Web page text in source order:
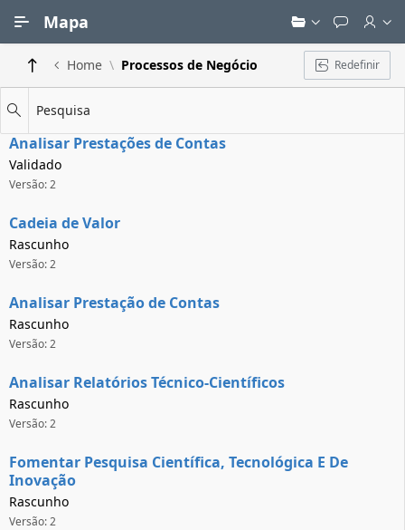
Mapa
Home Processos de Negócio Redefinir
Pesquisa
Analisar Prestações de Contas
Validado
Versão: 2
Cadeia de Valor
Rascunho
Versão: 2
Analisar Prestação de Contas
Rascunho
Versão: 2
Analisar Relatórios Técnico-Científicos
Rascunho
Versão: 2
Fomentar Pesquisa Científica, Tecnológica E De
Inovação
Rascunho
Versão: 2